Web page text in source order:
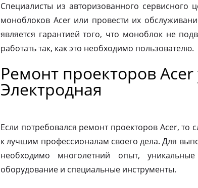
Специалисты из авторизованного сервисного
моноблоков Acer или провести их
является гарантией того, что моноблок не
работать так, как это необходимо пользователю.
Ремонт проекторов Acer
Электродная
Если потребовался ремонт проекторов Acer, то
к лучшим профессионалам своего дела. Для
необходимо многолетний опыт,
оборудование и специальные инструменты.